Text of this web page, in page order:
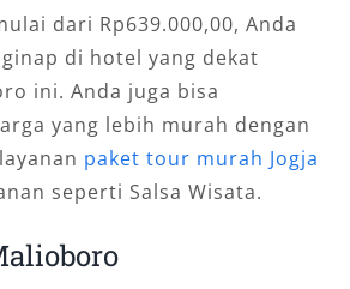
dari Rp639.000,00, Anda
di hotel yang dekat
ini. Anda juga bisa
yang lebih murah dengan
paket tour murah Jogja
seperti Salsa Wisata.